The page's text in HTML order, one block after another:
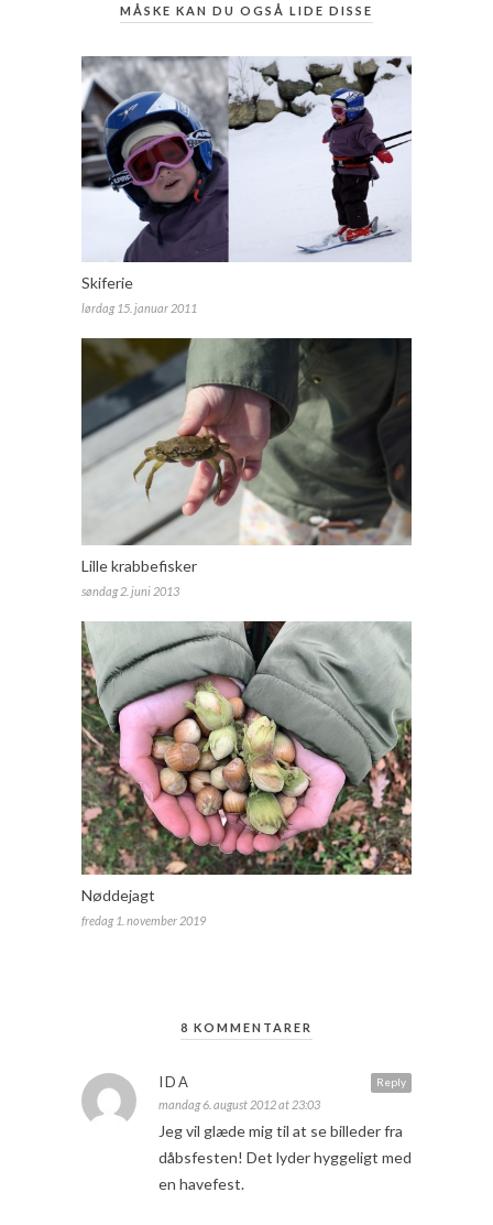
MÅSKE KAN DU OGSÅ LIDE DISSE
Skiferie
lørdag 15. januar 2011
Lille krabbefisker
søndag 2. juni 2013
Nøddejagt
fredag 1. november 2019
8 KOMMENTARER
Reply
IDA
mandag 6. august 2012 at 23:03
Jeg vil glæde mig til at se billeder fra
dåbsfesten! Det lyder hyggeligt med
en havefest.